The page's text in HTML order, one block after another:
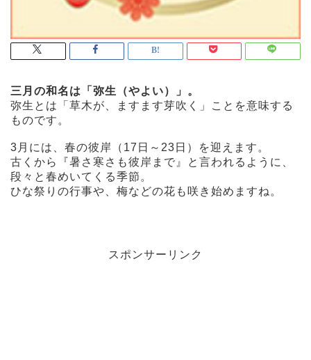
三月の和名は「弥生（やよい）」。
弥生とは「草木が、ますます芽吹く」ことを意味する
ものです。
3月には、春の彼岸（17日～23日）を迎えます。
古くから『暑さ寒さも彼岸まで』と言われるように、
段々と春めいてくる季節。
ひな祭りの行事や、梅などの花も咲き始めますね。
スポンサーリンク